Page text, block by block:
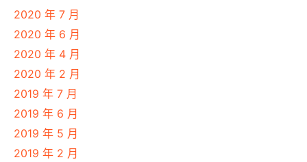
2020 年 7 月
2020 年 6 月
2020 年 4 月
2020 年 2 月
2019 年 7 月
2019 年 6 月
2019 年 5 月
2019 年 2 月